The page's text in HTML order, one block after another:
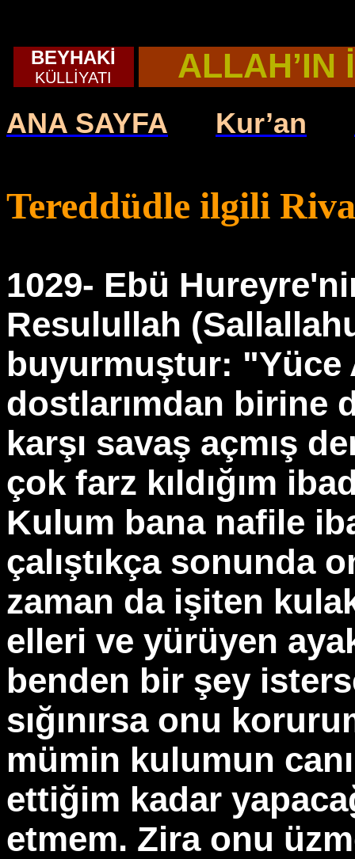
BEYHAKİ
KÜLLİYATI ALLAH’IN
ANA SAYFA Kur’an
Tereddüdle ilgili
1029- Ebü
Resulullah
buyurmuştur:
dostlarımdan birine
karşı savaş açmış
çok farz kıldığım
Kulum bana nafile
çalıştıkça sonunda
zaman da işiten
elleri ve yürüyen
benden bir şey
sığınırsa onu
mümin kulumun
ettiğim kadar
etmem. Zira onu